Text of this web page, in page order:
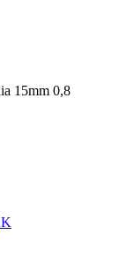
15mm 0,8